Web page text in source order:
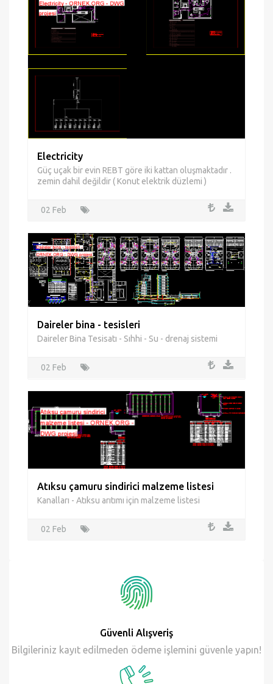
Electricity
Güç uçak bir evin REBT göre iki kattan oluşmaktadır .
zemin dahil değildir ( Konut elektrik düzlemi )
02 Feb
Daireler bina - tesisleri
Daireler Bina Tesisatı - Sıhhi - Su - drenaj sistemi
02 Feb
Atıksu çamuru sindirici malzeme listesi
Kanalları - Atıksu arıtımı için malzeme listesi
02 Feb
Güvenli Alışveriş
Bilgileriniz kayıt edilmeden ödeme işlemini güvenle yapın!